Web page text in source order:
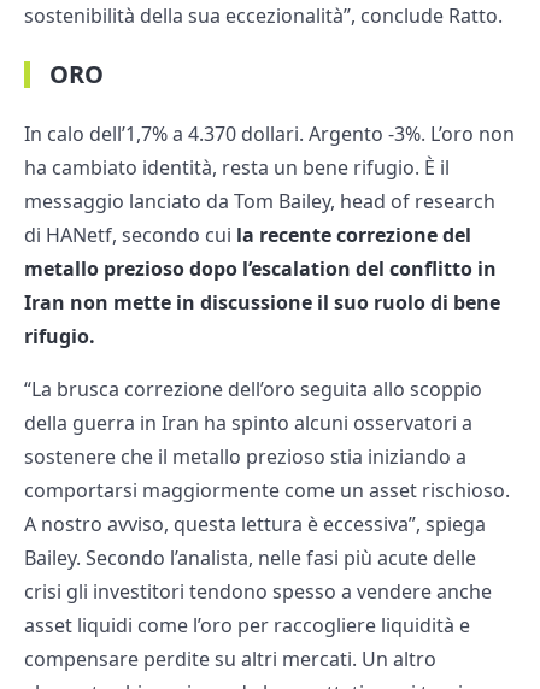
sostenibilità della sua eccezionalità”, conclude Ratto.
ORO
In calo dell’1,7% a 4.370 dollari. Argento -3%. L’oro non
ha cambiato identità, resta un bene rifugio. È il
messaggio lanciato da Tom Bailey, head of research
di HANetf, secondo cui la recente correzione del
metallo prezioso dopo l’escalation del conflitto in
Iran non mette in discussione il suo ruolo di bene
rifugio.
“La brusca correzione dell’oro seguita allo scoppio
della guerra in Iran ha spinto alcuni osservatori a
sostenere che il metallo prezioso stia iniziando a
comportarsi maggiormente come un asset rischioso.
A nostro avviso, questa lettura è eccessiva”, spiega
Bailey. Secondo l’analista, nelle fasi più acute delle
crisi gli investitori tendono spesso a vendere anche
asset liquidi come l’oro per raccogliere liquidità e
compensare perdite su altri mercati. Un altro